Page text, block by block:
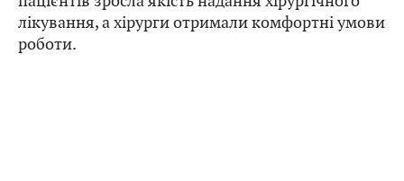
лікування, а хірурги отримали комфортні умови
роботи.